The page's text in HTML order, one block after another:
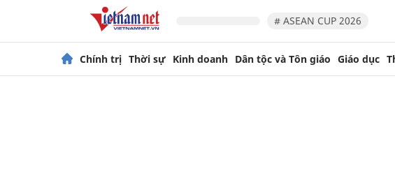
# ASEAN CUP 2026
Chính trị Thời sự Kinh doanh Dân tộc và Tôn giáo Giáo dục